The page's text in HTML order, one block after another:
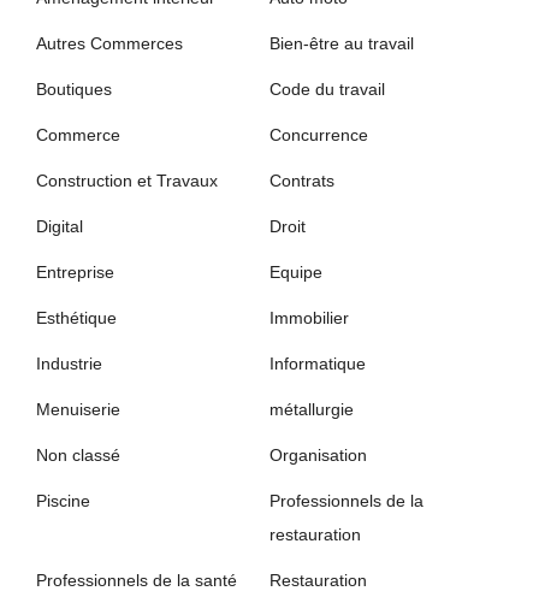
Autres Commerces Bien-être au travail
Boutiques Code du travail
Commerce Concurrence
Construction et Travaux Contrats
Digital Droit
Entreprise Equipe
Esthétique Immobilier
Industrie Informatique
Menuiserie métallurgie
Non classé Organisation
Piscine
Professionnels de la
restauration
Professionnels de la santé Restauration